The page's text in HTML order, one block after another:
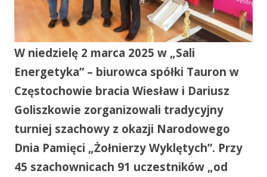
W niedzielę 2 marca 2025 w „Sali
Energetyka” – biurowca spółki Tauron w
Częstochowie bracia Wiesław i Dariusz
Goliszkowie zorganizowali tradycyjny
turniej szachowy z okazji Narodowego
Dnia Pamięci „Żołnierzy Wyklętych”. Przy
45 szachownicach 91 uczestników „od